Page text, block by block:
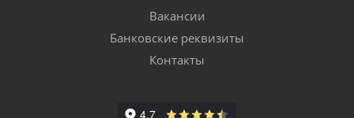
Вакансии
Банковские реквизиты
Контакты